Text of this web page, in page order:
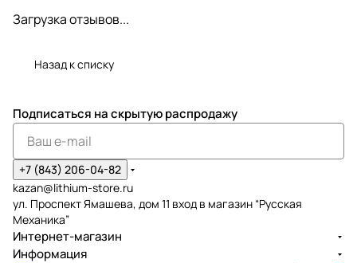
Загрузка отзывов...
Назад к списку
Подписаться на скрытую распродажу
+7 (843) 206-04-82
kazan@lithium-store.ru
ул. Проспект Ямашева, дом 11 вход в магазин “Русская
Механика”
Интернет-магазин
Информация